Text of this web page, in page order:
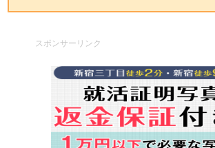
スポンサーリンク